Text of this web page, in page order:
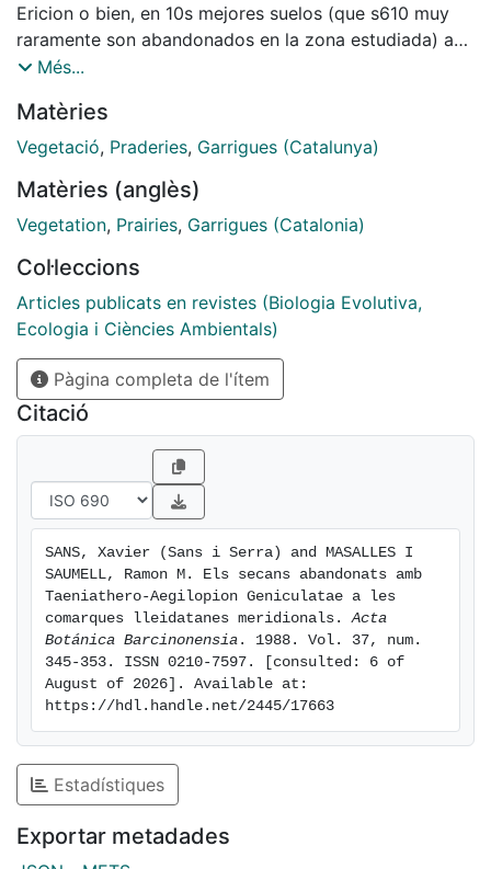
Ericion o bien, en 10s mejores suelos (que s610 muy
raramente son abandonados en la zona estudiada) a
comunidades emparentadas con la Al. Pruno-Rubion
Més...
Matèries
Vegetació, Praderies, Garrigues (Catalunya)
Matèries (anglès)
Vegetation, Prairies, Garrigues (Catalonia)
Col·leccions
Articles publicats en revistes (Biologia Evolutiva,
Ecologia i Ciències Ambientals)
Pàgina completa de l'ítem
Citació
SANS, Xavier (Sans i Serra) and MASALLES I
SAUMELL, Ramon M. Els secans abandonats amb
Taeniathero-Aegilopion Geniculatae a les
comarques lleidatanes meridionals. Acta
Botánica Barcinonensia . 1988. Vol. 37, num.
345-353. ISSN 0210-7597. [consulted: 6 of
August of 2026]. Available at:
https://hdl.handle.net/2445/17663
Estadístiques
Exportar metadades